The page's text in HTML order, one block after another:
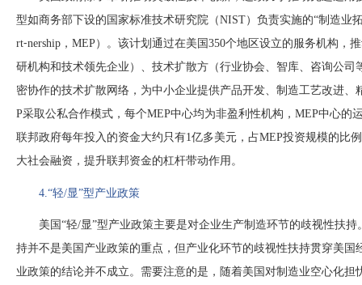
型如商务部下设的国家标准技术研究院（NIST）负责实施的“制造业
rt⁃nership，MEP）。该计划通过在美国350个地区设立的服务机构，
研机构和技术领先企业）、技术扩散方（行业协会、智库、咨询公
密协作的技术扩散网络，为中小企业提供产品开发、制造工艺改进
P采取公私合作模式，每个MEP中心均为非盈利性机构，MEP中心的
联邦政府每年投入的资金大约只有1亿多美元，占MEP投资规模的比
大社会融资，提升联邦资金的杠杆带动作用。
4.“轻/显”型产业政策
美国 “轻/显”型产业政策主要是对企业生产制造环节的歧视性扶
持并不是美国产业政策的重点，但产业化环节的歧视性扶持贯穿美
业政策的结论并不成立。需要注意的是，随着美国对制造业空心化